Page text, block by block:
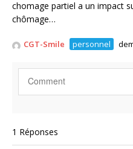
chomage partiel a un impact
chômage…
CGT-Smile personnel
1 Réponses